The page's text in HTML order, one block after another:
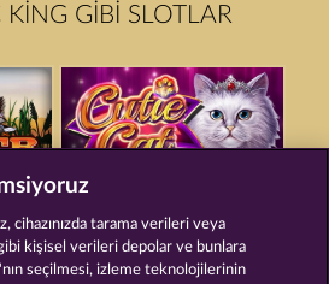
KING GIBI SLOTLAR
cihazınızda tarama verileri veya
gibi kişisel verileri depolar ve bunlara
seçilmesi, izleme teknolojilerinin